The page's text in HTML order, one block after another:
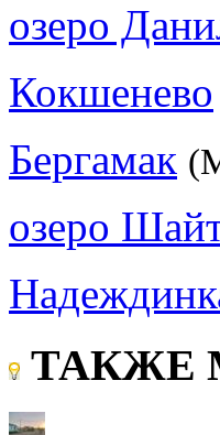
озеро
Кокшенево
Бергамак
озеро
ТАКЖЕ